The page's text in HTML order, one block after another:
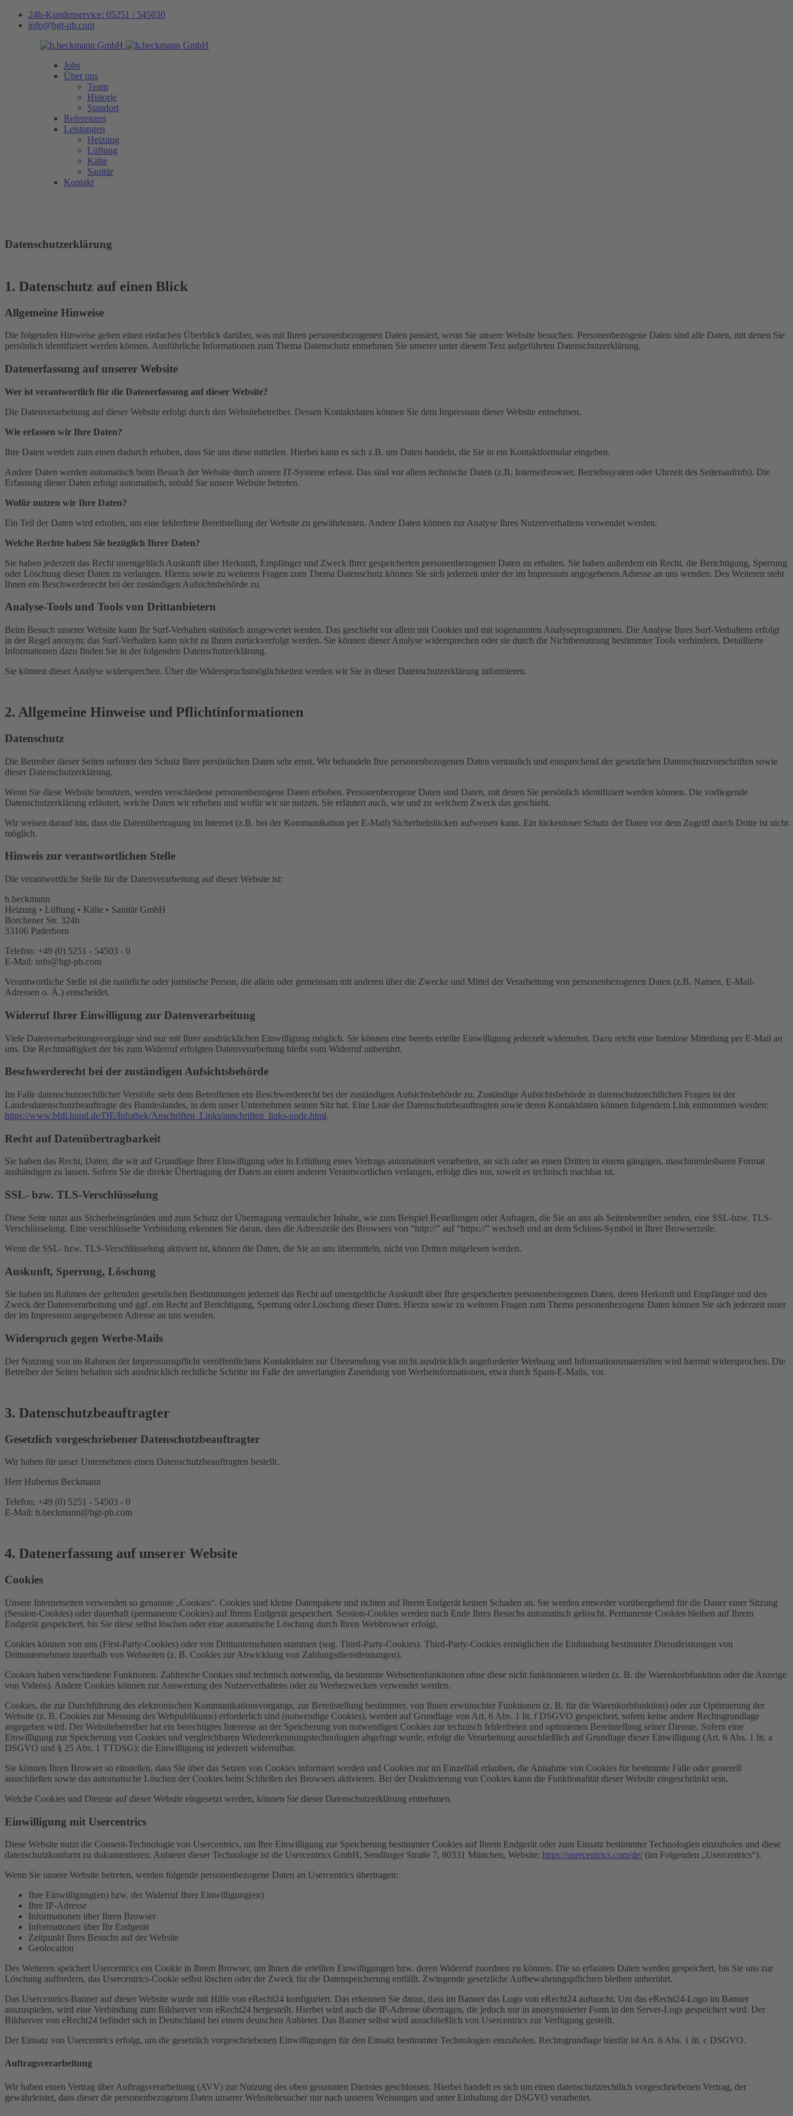
24h-Kundenservice: 05251 / 545030
info@bgt-pb.com
Jobs
Über uns
Team
Historie
Standort
Referenzen
Leistungen
Heizung
Lüftung
Kälte
Sanitär
Kontakt
Datenschutzerklärung
1. Datenschutz auf einen Blick
Allgemeine Hinweise
Die folgenden Hinweise geben einen einfachen Überblick darüber, was mit Ihren personenbezogenen Daten passiert, wenn Sie unsere Website besuchen. Personenbezogene Daten sind alle Daten, mit denen Sie
persönlich identifiziert werden können. Ausführliche Informationen zum Thema Datenschutz entnehmen Sie unserer unter diesem Text aufgeführten Datenschutzerklärung.
Datenerfassung auf unserer Website
Wer ist verantwortlich für die Datenerfassung auf dieser Website?
Die Datenverarbeitung auf dieser Website erfolgt durch den Websitebetreiber. Dessen Kontaktdaten können Sie dem Impressum dieser Website entnehmen.
Wie erfassen wir Ihre Daten?
Ihre Daten werden zum einen dadurch erhoben, dass Sie uns diese mitteilen. Hierbei kann es sich z.B. um Daten handeln, die Sie in ein Kontaktformular eingeben.
Andere Daten werden automatisch beim Besuch der Website durch unsere IT-Systeme erfasst. Das sind vor allem technische Daten (z.B. Internetbrowser, Betriebssystem oder Uhrzeit des Seitenaufrufs). Die
Erfassung dieser Daten erfolgt automatisch, sobald Sie unsere Website betreten.
Wofür nutzen wir Ihre Daten?
Ein Teil der Daten wird erhoben, um eine fehlerfreie Bereitstellung der Website zu gewährleisten. Andere Daten können zur Analyse Ihres Nutzerverhaltens verwendet werden.
Welche Rechte haben Sie bezüglich Ihrer Daten?
Sie haben jederzeit das Recht unentgeltlich Auskunft über Herkunft, Empfänger und Zweck Ihrer gespeicherten personenbezogenen Daten zu erhalten. Sie haben außerdem ein Recht, die Berichtigung, Sperrung
oder Löschung dieser Daten zu verlangen. Hierzu sowie zu weiteren Fragen zum Thema Datenschutz können Sie sich jederzeit unter der im Impressum angegebenen Adresse an uns wenden. Des Weiteren steht
Ihnen ein Beschwerderecht bei der zuständigen Aufsichtsbehörde zu.
Analyse-Tools und Tools von Drittanbietern
Beim Besuch unserer Website kann Ihr Surf-Verhalten statistisch ausgewertet werden. Das geschieht vor allem mit Cookies und mit sogenannten Analyseprogrammen. Die Analyse Ihres Surf-Verhaltens erfolgt
in der Regel anonym; das Surf-Verhalten kann nicht zu Ihnen zurückverfolgt werden. Sie können dieser Analyse widersprechen oder sie durch die Nichtbenutzung bestimmter Tools verhindern. Detaillierte
Informationen dazu finden Sie in der folgenden Datenschutzerklärung.
Sie können dieser Analyse widersprechen. Über die Widerspruchsmöglichkeiten werden wir Sie in dieser Datenschutzerklärung informieren.
2. Allgemeine Hinweise und Pflichtinformationen
Datenschutz
Die Betreiber dieser Seiten nehmen den Schutz Ihrer persönlichen Daten sehr ernst. Wir behandeln Ihre personenbezogenen Daten vertraulich und entsprechend der gesetzlichen Datenschutzvorschriften sowie
dieser Datenschutzerklärung.
Wenn Sie diese Website benutzen, werden verschiedene personenbezogene Daten erhoben. Personenbezogene Daten sind Daten, mit denen Sie persönlich identifiziert werden können. Die vorliegende
Datenschutzerklärung erläutert, welche Daten wir erheben und wofür wir sie nutzen. Sie erläutert auch, wie und zu welchem Zweck das geschieht.
Wir weisen darauf hin, dass die Datenübertragung im Internet (z.B. bei der Kommunikation per E-Mail) Sicherheitslücken aufweisen kann. Ein lückenloser Schutz der Daten vor dem Zugriff durch Dritte ist nicht
möglich.
Hinweis zur verantwortlichen Stelle
Die verantwortliche Stelle für die Datenverarbeitung auf dieser Website ist:
h.beckmann
Heizung • Lüftung • Kälte • Sanitär GmbH
Borchener Str. 324b
33106 Paderborn
Telefon: +49 (0) 5251 - 54503 - 0
E-Mail: info@bgt-pb.com
Verantwortliche Stelle ist die natürliche oder juristische Person, die allein oder gemeinsam mit anderen über die Zwecke und Mittel der Verarbeitung von personenbezogenen Daten (z.B. Namen, E-Mail-
Adressen o. Ä.) entscheidet.
Widerruf Ihrer Einwilligung zur Datenverarbeitung
Viele Datenverarbeitungsvorgänge sind nur mit Ihrer ausdrücklichen Einwilligung möglich. Sie können eine bereits erteilte Einwilligung jederzeit widerrufen. Dazu reicht eine formlose Mitteilung per E-Mail an
uns. Die Rechtmäßigkeit der bis zum Widerruf erfolgten Datenverarbeitung bleibt vom Widerruf unberührt.
Beschwerderecht bei der zuständigen Aufsichtsbehörde
Im Falle datenschutzrechtlicher Verstöße steht dem Betroffenen ein Beschwerderecht bei der zuständigen Aufsichtsbehörde zu. Zuständige Aufsichtsbehörde in datenschutzrechtlichen Fragen ist der
Landesdatenschutzbeauftragte des Bundeslandes, in dem unser Unternehmen seinen Sitz hat. Eine Liste der Datenschutzbeauftragten sowie deren Kontaktdaten können folgendem Link entnommen werden:
https://www.bfdi.bund.de/DE/Infothek/Anschriften_Links/anschriften_links-node.html.
Recht auf Datenübertragbarkeit
Sie haben das Recht, Daten, die wir auf Grundlage Ihrer Einwilligung oder in Erfüllung eines Vertrags automatisiert verarbeiten, an sich oder an einen Dritten in einem gängigen, maschinenlesbaren Format
aushändigen zu lassen. Sofern Sie die direkte Übertragung der Daten an einen anderen Verantwortlichen verlangen, erfolgt dies nur, soweit es technisch machbar ist.
SSL- bzw. TLS-Verschlüsselung
Diese Seite nutzt aus Sicherheitsgründen und zum Schutz der Übertragung vertraulicher Inhalte, wie zum Beispiel Bestellungen oder Anfragen, die Sie an uns als Seitenbetreiber senden, eine SSL-bzw. TLS-
Verschlüsselung. Eine verschlüsselte Verbindung erkennen Sie daran, dass die Adresszeile des Browsers von “http://” auf “https://” wechselt und an dem Schloss-Symbol in Ihrer Browserzeile.
Wenn die SSL- bzw. TLS-Verschlüsselung aktiviert ist, können die Daten, die Sie an uns übermitteln, nicht von Dritten mitgelesen werden.
Auskunft, Sperrung, Löschung
Sie haben im Rahmen der geltenden gesetzlichen Bestimmungen jederzeit das Recht auf unentgeltliche Auskunft über Ihre gespeicherten personenbezogenen Daten, deren Herkunft und Empfänger und den
Zweck der Datenverarbeitung und ggf. ein Recht auf Berichtigung, Sperrung oder Löschung dieser Daten. Hierzu sowie zu weiteren Fragen zum Thema personenbezogene Daten können Sie sich jederzeit unter
der im Impressum angegebenen Adresse an uns wenden.
Widerspruch gegen Werbe-Mails
Der Nutzung von im Rahmen der Impressumspflicht veröffentlichten Kontaktdaten zur Übersendung von nicht ausdrücklich angeforderter Werbung und Informationsmaterialien wird hiermit widersprochen. Die
Betreiber der Seiten behalten sich ausdrücklich rechtliche Schritte im Falle der unverlangten Zusendung von Werbeinformationen, etwa durch Spam-E-Mails, vor.
3. Datenschutzbeauftragter
Gesetzlich vorgeschriebener Datenschutzbeauftragter
Wir haben für unser Unternehmen einen Datenschutzbeauftragten bestellt.
Herr Hubertus Beckmann
Telefon: +49 (0) 5251 - 54503 - 0
E-Mail: h.beckmann@bgt-pb.com
4. Datenerfassung auf unserer Website
Cookies
Unsere Internetseiten verwenden so genannte „Cookies“. Cookies sind kleine Datenpakete und richten auf Ihrem Endgerät keinen Schaden an. Sie werden entweder vorübergehend für die Dauer einer Sitzung
(Session-Cookies) oder dauerhaft (permanente Cookies) auf Ihrem Endgerät gespeichert. Session-Cookies werden nach Ende Ihres Besuchs automatisch gelöscht. Permanente Cookies bleiben auf Ihrem
Endgerät gespeichert, bis Sie diese selbst löschen oder eine automatische Löschung durch Ihren Webbrowser erfolgt.
Cookies können von uns (First-Party-Cookies) oder von Drittunternehmen stammen (sog. Third-Party-Cookies). Third-Party-Cookies ermöglichen die Einbindung bestimmter Dienstleistungen von
Drittunternehmen innerhalb von Webseiten (z. B. Cookies zur Abwicklung von Zahlungsdienstleistungen).
Cookies haben verschiedene Funktionen. Zahlreiche Cookies sind technisch notwendig, da bestimmte Webseitenfunktionen ohne diese nicht funktionieren würden (z. B. die Warenkorbfunktion oder die Anzeige
von Videos). Andere Cookies können zur Auswertung des Nutzerverhaltens oder zu Werbezwecken verwendet werden.
Cookies, die zur Durchführung des elektronischen Kommunikationsvorgangs, zur Bereitstellung bestimmter, von Ihnen erwünschter Funktionen (z. B. für die Warenkorbfunktion) oder zur Optimierung der
Website (z. B. Cookies zur Messung des Webpublikums) erforderlich sind (notwendige Cookies), werden auf Grundlage von Art. 6 Abs. 1 lit. f DSGVO gespeichert, sofern keine andere Rechtsgrundlage
angegeben wird. Der Websitebetreiber hat ein berechtigtes Interesse an der Speicherung von notwendigen Cookies zur technisch fehlerfreien und optimierten Bereitstellung seiner Dienste. Sofern eine
Einwilligung zur Speicherung von Cookies und vergleichbaren Wiedererkennungstechnologien abgefragt wurde, erfolgt die Verarbeitung ausschließlich auf Grundlage dieser Einwilligung (Art. 6 Abs. 1 lit. a
DSGVO und § 25 Abs. 1 TTDSG); die Einwilligung ist jederzeit widerrufbar.
Sie können Ihren Browser so einstellen, dass Sie über das Setzen von Cookies informiert werden und Cookies nur im Einzelfall erlauben, die Annahme von Cookies für bestimmte Fälle oder generell
ausschließen sowie das automatische Löschen der Cookies beim Schließen des Browsers aktivieren. Bei der Deaktivierung von Cookies kann die Funktionalität dieser Website eingeschränkt sein.
Welche Cookies und Dienste auf dieser Website eingesetzt werden, können Sie dieser Datenschutzerklärung entnehmen.
Einwilligung mit Usercentrics
Diese Website nutzt die Consent-Technologie von Usercentrics, um Ihre Einwilligung zur Speicherung bestimmter Cookies auf Ihrem Endgerät oder zum Einsatz bestimmter Technologien einzuholen und diese
datenschutzkonform zu dokumentieren. Anbieter dieser Technologie ist die Usercentrics GmbH, Sendlinger Straße 7, 80331 München, Website: https://usercentrics.com/de/ (im Folgenden „Usercentrics“).
Wenn Sie unsere Website betreten, werden folgende personenbezogene Daten an Usercentrics übertragen:
Ihre Einwilligung(en) bzw. der Widerruf Ihrer Einwilligung(en)
Ihre IP-Adresse
Informationen über Ihren Browser
Informationen über Ihr Endgerät
Zeitpunkt Ihres Besuchs auf der Website
Geolocation
Des Weiteren speichert Usercentrics ein Cookie in Ihrem Browser, um Ihnen die erteilten Einwilligungen bzw. deren Widerruf zuordnen zu können. Die so erfassten Daten werden gespeichert, bis Sie uns zur
Löschung auffordern, das Usercentrics-Cookie selbst löschen oder der Zweck für die Datenspeicherung entfällt. Zwingende gesetzliche Aufbewahrungspflichten bleiben unberührt.
Das Usercentrics-Banner auf dieser Website wurde mit Hilfe von eRecht24 konfiguriert. Das erkennen Sie daran, dass im Banner das Logo von eRecht24 auftaucht. Um das eRecht24-Logo im Banner
auszuspielen, wird eine Verbindung zum Bildserver von eRecht24 hergestellt. Hierbei wird auch die IP-Adresse übertragen, die jedoch nur in anonymisierter Form in den Server-Logs gespeichert wird. Der
Bildserver von eRecht24 befindet sich in Deutschland bei einem deutschen Anbieter. Das Banner selbst wird ausschließlich von Usercentrics zur Verfügung gestellt.
Der Einsatz von Usercentrics erfolgt, um die gesetzlich vorgeschriebenen Einwilligungen für den Einsatz bestimmter Technologien einzuholen. Rechtsgrundlage hierfür ist Art. 6 Abs. 1 lit. c DSGVO.
Auftragsverarbeitung
Wir haben einen Vertrag über Auftragsverarbeitung (AVV) zur Nutzung des oben genannten Dienstes geschlossen. Hierbei handelt es sich um einen datenschutzrechtlich vorgeschriebenen Vertrag, der
gewährleistet, dass dieser die personenbezogenen Daten unserer Websitebesucher nur nach unseren Weisungen und unter Einhaltung der DSGVO verarbeitet.